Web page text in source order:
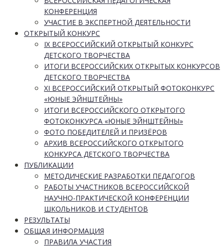
КОНФЕРЕНЦИЯ
УЧАСТИЕ В ЭКСПЕРТНОЙ ДЕЯТЕЛЬНОСТИ
ОТКРЫТЫЙ КОНКУРС
IX ВСЕРОССИЙСКИЙ ОТКРЫТЫЙ КОНКУРС
ДЕТСКОГО ТВОРЧЕСТВА
ИТОГИ ВСЕРОССИЙСКИХ ОТКРЫТЫХ КОНКУРСОВ
ДЕТСКОГО ТВОРЧЕСТВА
XI ВСЕРОССИЙСКИЙ ОТКРЫТЫЙ ФОТОКОНКУРС
«ЮНЫЕ ЭЙНШТЕЙНЫ»
ИТОГИ ВСЕРОССИЙСКОГО ОТКРЫТОГО
ФОТОКОНКУРСА «ЮНЫЕ ЭЙНШТЕЙНЫ»
ФОТО ПОБЕДИТЕЛЕЙ И ПРИЗЁРОВ
АРХИВ ВСЕРОССИЙСКОГО ОТКРЫТОГО
КОНКУРСА ДЕТСКОГО ТВОРЧЕСТВА
ПУБЛИКАЦИИ
МЕТОДИЧЕСКИЕ РАЗРАБОТКИ ПЕДАГОГОВ
РАБОТЫ УЧАСТНИКОВ ВСЕРОССИЙСКОЙ
НАУЧНО-ПРАКТИЧЕСКОЙ КОНФЕРЕНЦИИ
ШКОЛЬНИКОВ И СТУДЕНТОВ
РЕЗУЛЬТАТЫ
ОБЩАЯ ИНФОРМАЦИЯ
ПРАВИЛА УЧАСТИЯ